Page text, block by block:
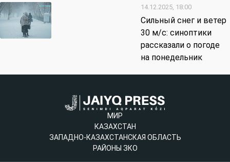
14.12.2025, 18:00
Сильный снег и ветер
30 м/с: синоптики
рассказали о погоде
на понедельник
МИР
КАЗАХСТАН
ЗАПАДНО-КАЗАХСТАНСКАЯ ОБЛАСТЬ
РАЙОНЫ ЗКО